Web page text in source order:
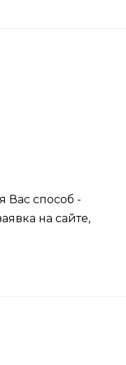
Вас способ -
на сайте,